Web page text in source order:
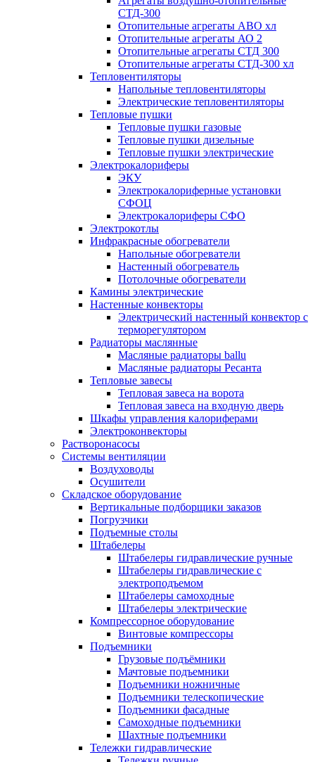
СТД-300
Отопительные агрегаты АВО хл
Отопительные агрегаты АО 2
Отопительные агрегаты СТД 300
Отопительные агрегаты СТД-300 хл
Тепловентиляторы
Напольные тепловентиляторы
Электрические тепловентиляторы
Тепловые пушки
Тепловые пушки газовые
Тепловые пушки дизельные
Тепловые пушки электрические
Электрокалориферы
ЭКУ
Электрокалориферные установки
СФОЦ
Электрокалориферы СФО
Электрокотлы
Инфракрасные обогреватели
Напольные обогреватели
Настенный обогреватель
Потолочные обогреватели
Камины электрические
Настенные конвекторы
Электрический настенный конвектор с
терморегулятором
Радиаторы маслянные
Масляные радиаторы ballu
Масляные радиаторы Ресанта
Тепловые завесы
Тепловая завеса на ворота
Тепловая завеса на входную дверь
Шкафы управления калориферами
Электроконвекторы
Растворонасосы
Системы вентиляции
Воздуховоды
Осушители
Складское оборудование
Вертикальные подборщики заказов
Погрузчики
Подъемные столы
Штабелеры
Штабелеры гидравлические ручные
Штабелеры гидравлические с
электроподъемом
Штабелеры самоходные
Штабелеры электрические
Компрессорное оборудование
Винтовые компрессоры
Подъемники
Грузовые подъёмники
Мачтовые подъемники
Подъемники ножничные
Подъемники телескопические
Подъемники фасадные
Самоходные подъемники
Шахтные подъемники
Тележки гидравлические